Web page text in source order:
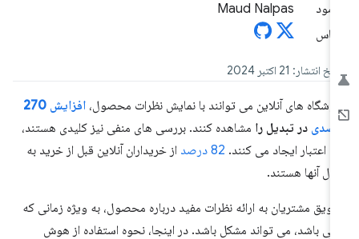
Maud Nalpas
انتشار: 21 اکتبر 2024
های آنلاین می توانند با نمایش نظرات محصول،
افزایش 270
در تبدیل رامشاهده کنند. بررسی های منفی نیز کلیدی هستند،
اعتبار ایجاد می کنند.82 درصد
از خریداران آنلاین قبل از خرید به
آنها هستند.
مشتریان به ارائه نظرات مفید درباره محصول، به ویژه زمانی که
باشد، می تواند مشکل باشد. در اینجا، نحوه استفاده از هوش